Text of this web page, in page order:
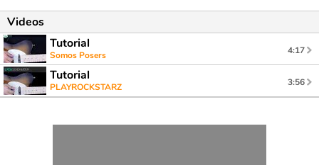
Videos
Tutorial
Somos Posers 4:17
Tutorial
PLAYROCKSTARZ 3:56